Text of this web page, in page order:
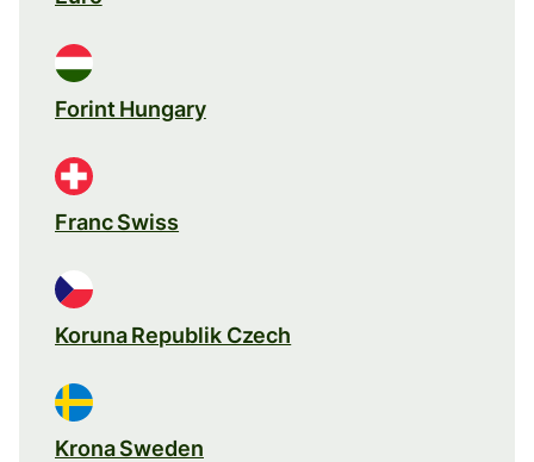
Forint Hungary
Franc Swiss
Koruna Republik Czech
Krona Sweden